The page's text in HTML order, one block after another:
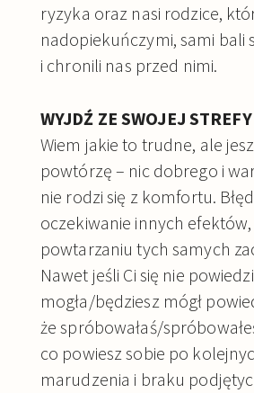
ryzyka oraz nasi rodzice,
nadopiekuńczymi, sami bali
i chronili nas przed nimi.
WYJDŹ ZE SWOJEJ
Wiem jakie to trudne, ale
powtórzę – nic dobrego i
nie rodzi się z komfortu.
oczekiwanie innych
powtarzaniu tych samych
Nawet jeśli Ci się nie
mogła/będziesz mógł
że spróbowałaś/
co powiesz sobie po
marudzenia i braku